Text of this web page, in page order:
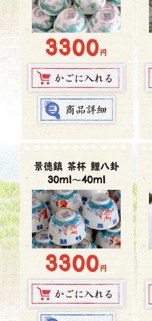
3300円
景徳鎮 茶杯 鯉八卦
30ml～40ml
3300円